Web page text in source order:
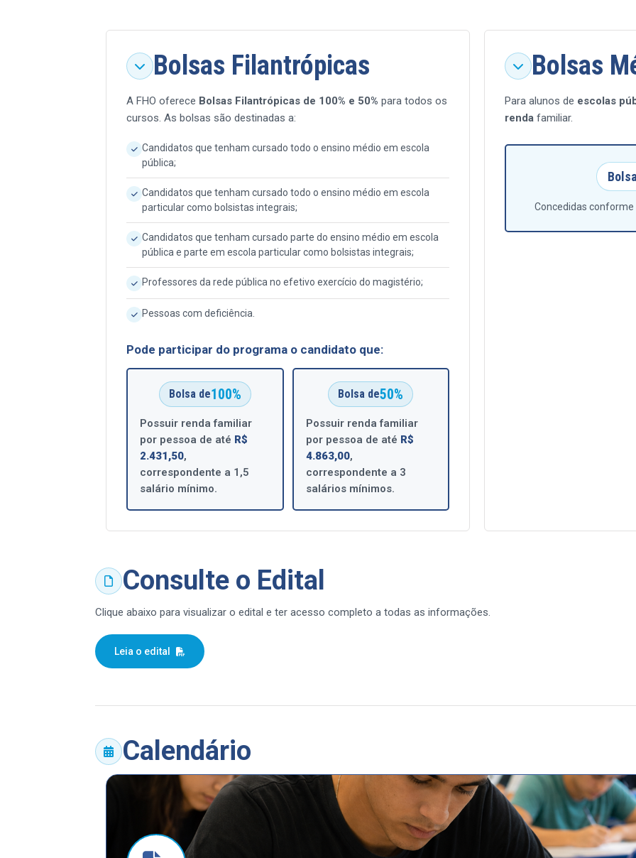
Bolsas Filantrópicas
A FHO oferece Bolsas Filantrópicas de 100% e 50% para todos os
cursos. As bolsas são destinadas a:
Candidatos que tenham cursado todo o ensino médio em escola
pública;
Candidatos que tenham cursado todo o ensino médio em escola
particular como bolsistas integrais;
Candidatos que tenham cursado parte do ensino médio em escola
pública e parte em escola particular como bolsistas integrais;
Professores da rede pública no efetivo exercício do magistério;
Pessoas com deficiência.
Pode participar do programa o candidato que:
Bolsa de100%
Possuir renda familiar
por pessoa de até R$
2.431,50,
correspondente a 1,5
salário mínimo.
Bolsa de50%
Possuir renda familiar
por pessoa de até R$
4.863,00,
correspondente a 3
salários mínimos.
Bolsas
Para alunos de escolas
renda familiar.
Concedidas
Consulte o Edital
Clique abaixo para visualizar o edital e ter acesso completo a todas as informações.
Leia o edital
Calendário